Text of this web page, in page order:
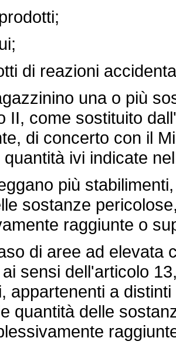
di reazioni
una o più
II, come sostituito
di concerto con il
quantità ivi indicate
più stabilimenti,
sostanze
raggiunte o
di aree ad elevata
sensi dell'articolo
appartenenti a
quantità delle